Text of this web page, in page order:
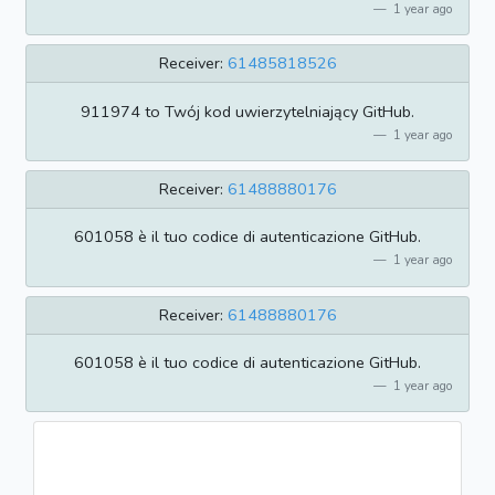
1 year ago
Receiver: 61485818526
911974 to Twój kod uwierzytelniający GitHub.
1 year ago
Receiver: 61488880176
601058 è il tuo codice di autenticazione GitHub.
1 year ago
Receiver: 61488880176
601058 è il tuo codice di autenticazione GitHub.
1 year ago